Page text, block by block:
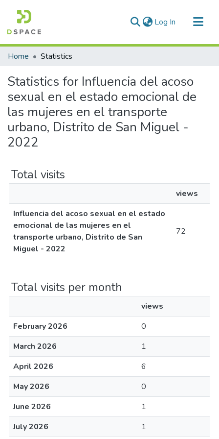
Log In (current)
Communities & Collections
Home Statistics
Statistics for Influencia del acoso
sexual en el estado emocional de
las mujeres en el transporte
urbano, Distrito de San Miguel -
2022
Total visits
views
Influencia del acoso sexual en el estado
emocional de las mujeres en el
transporte urbano, Distrito de San
Miguel - 2022
72
Total visits per month
views
February 2026
0
March 2026
1
April 2026
6
May 2026
0
June 2026
1
July 2026
1